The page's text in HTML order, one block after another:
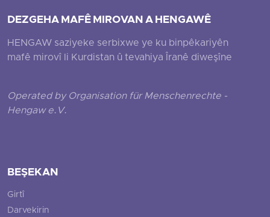
DEZGEHA MAFÊ MIROVAN A HENGAWÊ
HENGAW saziyeke serbixwe ye ku binpêkariyên
mafê mirovî li Kurdistan û tevahiya Îranê diweşîne
Operated by Organisation für Menschenrechte -
Hengaw e.V.
BEŞEKAN
Girtî
Darvekirin